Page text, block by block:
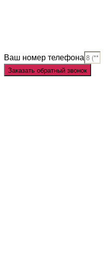
Ваш номер телефона
Заказать обратный звонок